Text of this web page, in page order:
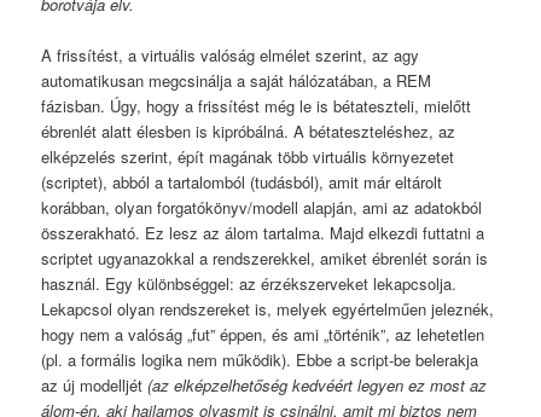
A frissítést, a virtuális valóság elmélet szerint, az agy
automatikusan megcsinálja a saját hálózatában, a REM
fázisban. Úgy, hogy a frissítést még le is bétateszteli, mielőtt
ébrenlét alatt élesben is kipróbálná. A bétateszteléshez, az
elképzelés szerint, épít magának több virtuális környezetet
(scriptet), abból a tartalomból (tudásból), amit már eltárolt
korábban, olyan forgatókönyv/modell alapján, ami az adatokból
összerakható. Ez lesz az álom tartalma. Majd elkezdi futtatni a
scriptet ugyanazokkal a rendszerekkel, amiket ébrenlét során is
használ. Egy különbséggel: az érzékszerveket lekapcsolja.
Lekapcsol olyan rendszereket is, melyek egyértelműen jeleznék,
hogy nem a valóság „fut” éppen, és ami „történik”, az lehetetlen
(pl. a formális logika nem működik). Ebbe a script-be belerakja
az új modelljét(az elképzelhetőség kedvéért legyen ez most az
álom-én, aki hajlamos olyasmit is csinálni, amit mi biztos nem